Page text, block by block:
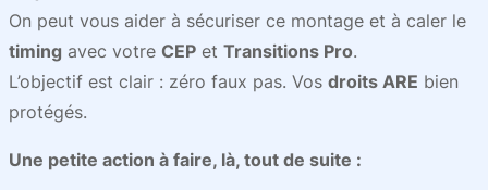
On peut vous aider à sécuriser ce montage et à caler le
timing avec votre CEP et Transitions Pro.
L’objectif est clair : zéro faux pas. Vos droits ARE bien
protégés.
Une petite action à faire, là, tout de suite :